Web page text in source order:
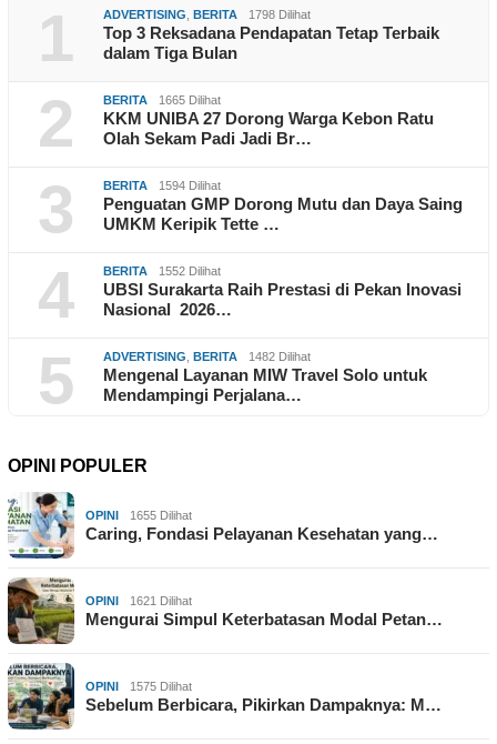
1 ADVERTISING BERITA 1798 Dilihat
Top 3 Reksadana Pendapatan Tetap Terbaik
dalam Tiga Bulan
2 BERITA 1665 Dilihat
KKM UNIBA 27 Dorong Warga Kebon Ratu
Olah Sekam Padi Jadi Br…
3 BERITA 1594 Dilihat
Penguatan GMP Dorong Mutu dan Daya Saing
UMKM Keripik Tette …
4 BERITA 1552 Dilihat
UBSI Surakarta Raih Prestasi di Pekan Inovasi
Nasional 2026…
5 ADVERTISING BERITA 1482 Dilihat
Mengenal Layanan MIW Travel Solo untuk
Mendampingi Perjalana…
OPINI POPULER
OPINI 1655 Dilihat
Caring, Fondasi Pelayanan Kesehatan yang…
OPINI 1621 Dilihat
Mengurai Simpul Keterbatasan Modal Petan…
OPINI 1575 Dilihat
Sebelum Berbicara, Pikirkan Dampaknya: M…